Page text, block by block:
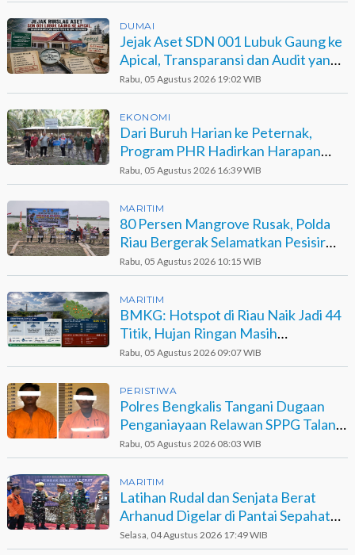
DUMAI
Jejak Aset SDN 001 Lubuk Gaung ke
Apical, Transparansi dan Audit yang
Belum Terjawab
Rabu, 05 Agustus 2026 19:02 WIB
EKONOMI
Dari Buruh Harian ke Peternak,
Program PHR Hadirkan Harapan
Baru bagi Suku Sakai
Rabu, 05 Agustus 2026 16:39 WIB
MARITIM
80 Persen Mangrove Rusak, Polda
Riau Bergerak Selamatkan Pesisir
Sinaboi
Rabu, 05 Agustus 2026 10:15 WIB
MARITIM
BMKG: Hotspot di Riau Naik Jadi 44
Titik, Hujan Ringan Masih
Berpotensi Terjadi
Rabu, 05 Agustus 2026 09:07 WIB
PERISTIWA
Polres Bengkalis Tangani Dugaan
Penganiayaan Relawan SPPG Talang
Muandau
Rabu, 05 Agustus 2026 08:03 WIB
MARITIM
Latihan Rudal dan Senjata Berat
Arhanud Digelar di Pantai Sepahat
Bengkalis
Selasa, 04 Agustus 2026 17:49 WIB